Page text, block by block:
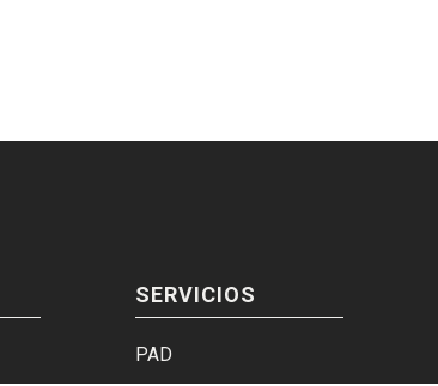
SERVICIOS
PAD